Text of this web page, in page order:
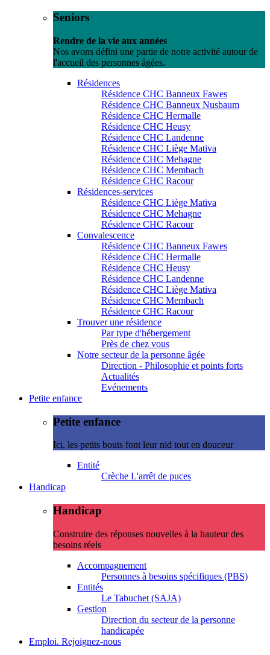
Seniors
Rendre de la vie aux années
Nos avons défini une partie de notre activité autour de
l'accueil des personnes âgées.
Résidences
Résidence CHC Banneux Fawes
Résidence CHC Banneux Nusbaum
Résidence CHC Hermalle
Résidence CHC Heusy
Résidence CHC Landenne
Résidence CHC Liège Mativa
Résidence CHC Mehagne
Résidence CHC Membach
Résidence CHC Racour
Résidences-services
Résidence CHC Liège Mativa
Résidence CHC Mehagne
Résidence CHC Racour
Convalescence
Résidence CHC Banneux Fawes
Résidence CHC Hermalle
Résidence CHC Heusy
Résidence CHC Landenne
Résidence CHC Liège Mativa
Résidence CHC Membach
Résidence CHC Racour
Trouver une résidence
Par type d'hébergement
Près de chez vous
Notre secteur de la personne âgée
Direction - Philosophie et points forts
Actualités
Evénements
Petite enfance
Petite enfance
Ici, les petits bouts font leur nid tout en douceur
Entité
Crèche L'arrêt de puces
Handicap
Handicap
Construire des réponses nouvelles à la hauteur des
besoins réels
Accompagnement
Personnes à besoins spécifiques (PBS)
Entités
Le Tabuchet (SAJA)
Gestion
Direction du secteur de la personne
handicapée
Emploi. Rejoignez-nous